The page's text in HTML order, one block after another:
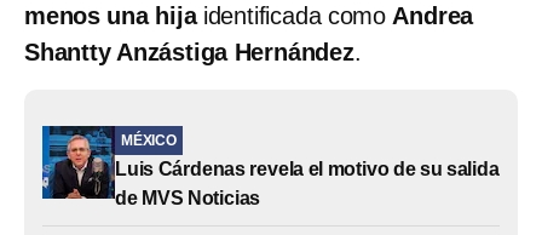
menos una hijaidentificada como Andrea
Shantty Anzástiga Hernández.
MÉXICO
Luis Cárdenas revela el motivo de su salida
de MVS Noticias